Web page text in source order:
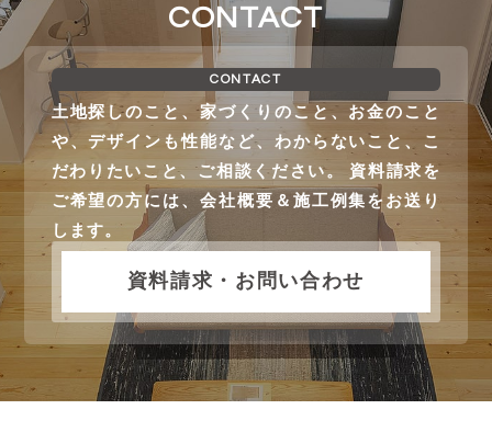
CONTACT
CONTACT
土地探しのこと、家づくりのこと、お金のこと
や、デザインも性能など、わからないこと、こ
だわりたいこと、ご相談ください。 資料請求を
ご希望の方には、会社概要＆施工例集をお送り
します。
資料請求・お問い合わせ